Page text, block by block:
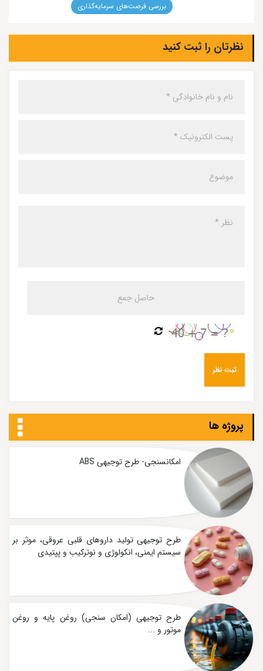
بررسی فرصت‌های سرمایه‌گذاری
نظرتان را ثبت کنید
پروژه ها
امکانسنجی- طرح توجیهی ABS
طرح توجیهی تولید داروهای قلبی عروقی، موثر بر
سیستم ایمنی، انکولوژی و نوترکیب و پپتیدی
طرح توجیهی (امکان سنجی) روغن پایه و روغن
موتور و ...